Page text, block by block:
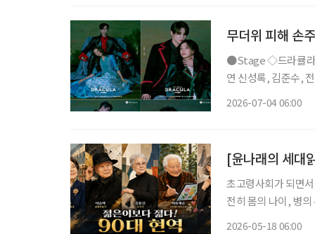
무더위 피해 손
●Stage ◇드라큘라 일정 7월 10일 ~ 10월 18일 장소 LG아트센터 서울 연출 데이빗 스완 출
연 신성록, 김준수,
2026-07-04 06:00
[윤나래의 세대
초고령사회가 되면
전히 몸의 나이, 병
2026-05-18 06:00